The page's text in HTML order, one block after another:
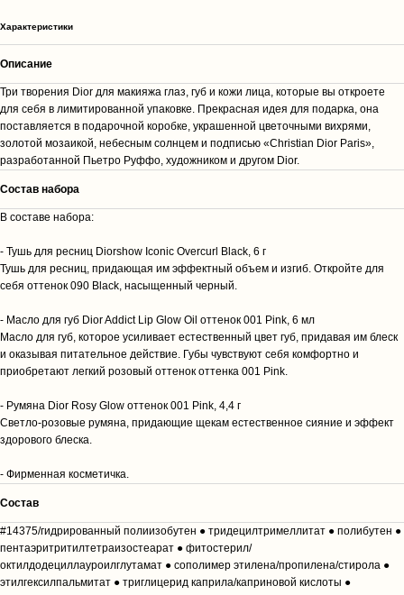
Характеристики
Описание
Три творения Dior для макияжа глаз, губ и кожи лица, которые вы откроете
для себя в лимитированной упаковке. Прекрасная идея для подарка, она
поставляется в подарочной коробке, украшенной цветочными вихрями,
золотой мозаикой, небесным солнцем и подписью «Christian Dior Paris»,
разработанной Пьетро Руффо, художником и другом Dior.
Cостав набора
В составе набора:
- Тушь для ресниц Diorshow Iconic Overcurl Black, 6 г
Тушь для ресниц, придающая им эффектный объем и изгиб. Откройте для
себя оттенок 090 Black, насыщенный черный.
- Масло для губ Dior Addict Lip Glow Oil оттенок 001 Pink, 6 мл
Масло для губ, которое усиливает естественный цвет губ, придавая им блеск
и оказывая питательное действие. Губы чувствуют себя комфортно и
приобретают легкий розовый оттенок оттенка 001 Pink.
- Румяна Dior Rosy Glow оттенок 001 Pink, 4,4 г
Светло-розовые румяна, придающие щекам естественное сияние и эффект
здорового блеска.
- Фирменная косметичка.
Cостав
#14375/гидрированный полиизобутен ● тридецилтримеллитат ● полибутен ●
пентаэритритилтетраизостеарат ● фитостерил/
октилдодециллауроилглутамат ● сополимер этилена/пропилена/стирола ●
этилгексилпальмитат ● триглицерид каприла/каприновой кислоты ●